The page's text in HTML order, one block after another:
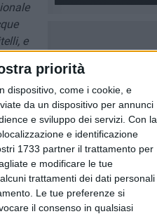
priorità
dispositivo, come i cookie, e
da un dispositivo per annunci
e sviluppo dei servizi. Con la
e identificazione
1733 partner il trattamento per
e modificare le tue
trattamenti dei dati personali
Le tue preferenze si
il consenso in qualsiasi
e
aree
di